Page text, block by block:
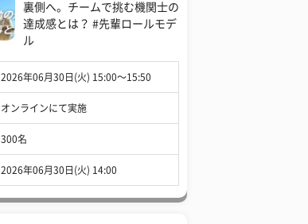
裏側へ。チームで挑む機関士の
達成感とは？ #先輩ロールモデ
ル
2026年06月30日(火) 15:00〜15:50
オンラインにて実施
300名
2026年06月30日(火) 14:00